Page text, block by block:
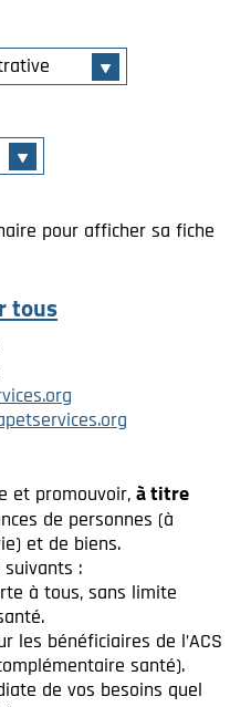
pour afficher sa fiche
tous
et promouvoir, à titre
de personnes (à
et de biens.
:
à tous, sans limite
les bénéficiaires de l’ACS
santé).
de vos besoins quel